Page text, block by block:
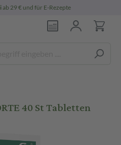
ab 29 € und für E-Rezepte
40 St Tabletten